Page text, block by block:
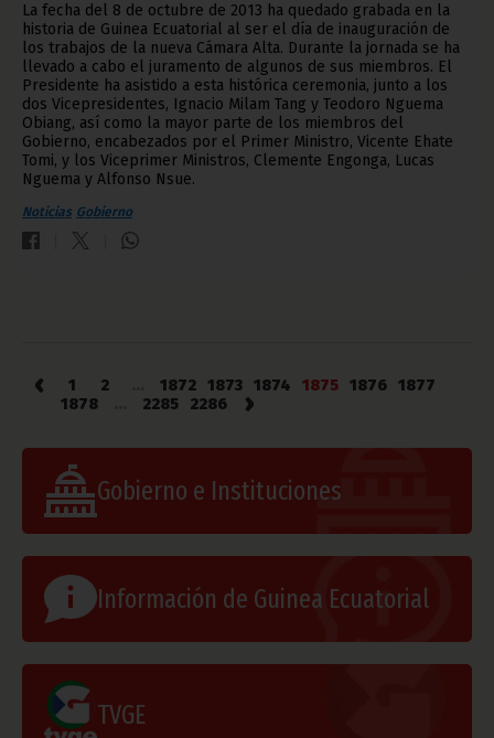
La fecha del 8 de octubre de 2013 ha quedado grabada en la
historia de Guinea Ecuatorial al ser el día de inauguración de
los trabajos de la nueva Cámara Alta. Durante la jornada se ha
llevado a cabo el juramento de algunos de sus miembros. El
Presidente ha asistido a esta histórica ceremonia, junto a los
dos Vicepresidentes, Ignacio Milam Tang y Teodoro Nguema
Obiang, así como la mayor parte de los miembros del
Gobierno, encabezados por el Primer Ministro, Vicente Ehate
Tomi, y los Viceprimer Ministros, Clemente Engonga, Lucas
Nguema y Alfonso Nsue.
Noticias Gobierno
‹ 1 2 1872 1873 1874 1875 1876 1877
1878
2285 2286 ›
Gobierno e Instituciones
Información de Guinea Ecuatorial
TVGE